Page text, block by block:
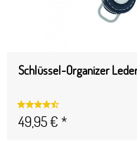
Schlüssel-Organizer
49,95 € *